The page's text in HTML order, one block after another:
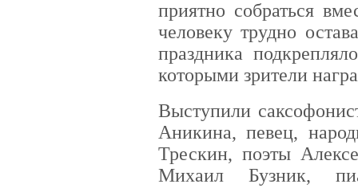
приятно собраться
человеку трудно
праздника
которыми зрители
Выступили
Аникина, певец,
Трескин, поэты
Михаил Бузник,